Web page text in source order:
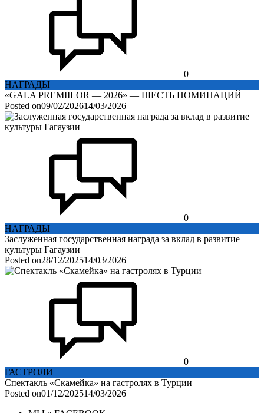
0
НАГРАДЫ
«GALA PREMIILOR — 2026» — ШЕСТЬ НОМИНАЦИЙ
Posted on09/02/202614/03/2026
0
НАГРАДЫ
Заслуженная государственная награда за вклад в развитие
культуры Гагаузии
Posted on28/12/202514/03/2026
0
ГАСТРОЛИ
Спектакль «Скамейка» на гастролях в Турции
Posted on01/12/202514/03/2026